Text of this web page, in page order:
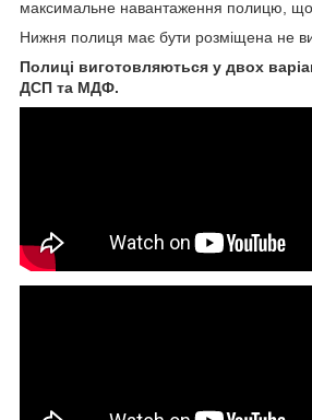
максимальне навантаження полицю, що
Нижня полиця має бути розміщена не
Полиці виготовляються у двох
ДСП та МДФ.